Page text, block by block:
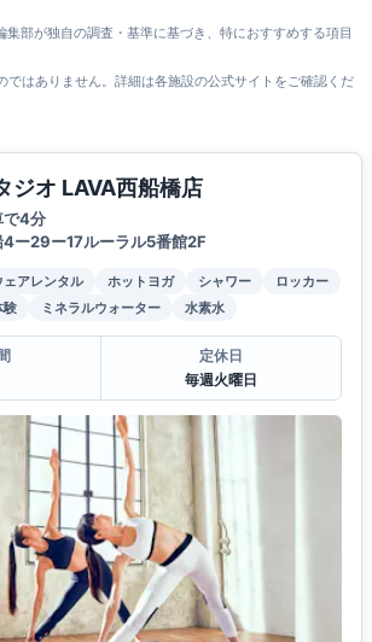
部が独自の調査・基準に基づき、特におすすめする項目
ではありません。詳細は各施設の公式サイトをご確認くだ
ジオ LAVA西船橋店
で4分
ー29ー17ルーラル5番館2F
ェアレンタル ホットヨガ シャワー
ロッカー
験 ミネラルウォーター 水素水
定休日
毎週火曜日